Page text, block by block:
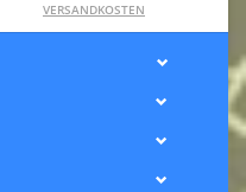
VERSANDKOSTEN